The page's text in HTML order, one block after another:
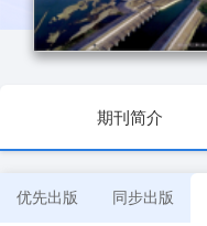
期刊简介
优先出版 同步出版